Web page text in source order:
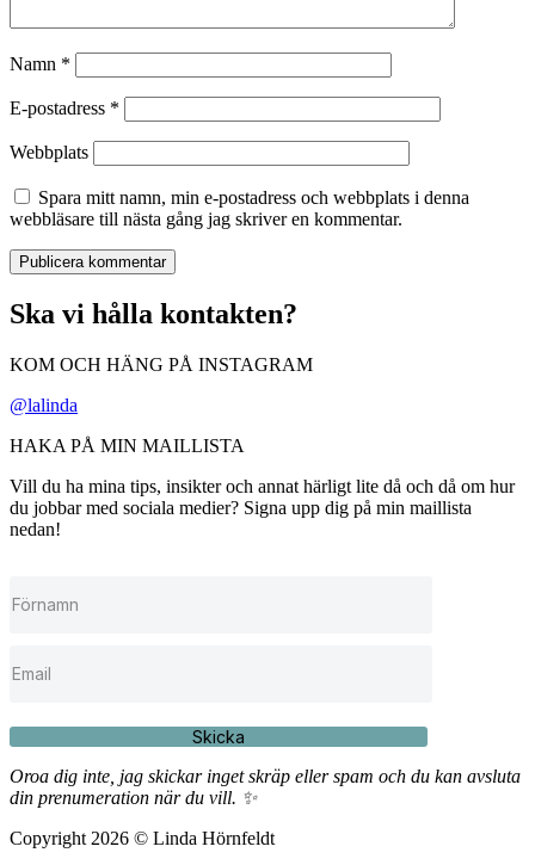
Namn *
E-postadress *
Webbplats
Spara mitt namn, min e-postadress och webbplats i denna
webbläsare till nästa gång jag skriver en kommentar.
Ska vi hålla kontakten?
KOM OCH HÄNG PÅ INSTAGRAM
@lalinda
HAKA PÅ MIN MAILLISTA
Vill du ha mina tips, insikter och annat härligt lite då och då om hur
du jobbar med sociala medier? Signa upp dig på min maillista
nedan!
Skicka
Oroa dig inte, jag skickar inget skräp eller spam och du kan avsluta
din prenumeration när du vill. ✨
Copyright 2026 © Linda Hörnfeldt